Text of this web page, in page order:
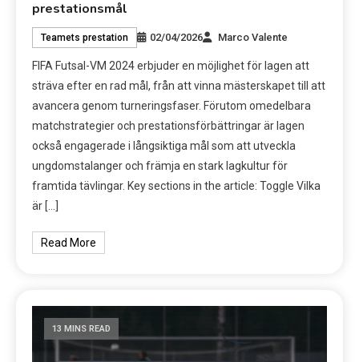
prestationsmål
Teamets prestation 02/04/2026 Marco Valente
FIFA Futsal-VM 2024 erbjuder en möjlighet för lagen att
sträva efter en rad mål, från att vinna mästerskapet till att
avancera genom turneringsfaser. Förutom omedelbara
matchstrategier och prestationsförbättringar är lagen
också engagerade i långsiktiga mål som att utveckla
ungdomstalanger och främja en stark lagkultur för
framtida tävlingar. Key sections in the article: Toggle Vilka
är […]
Read More
13 MINS READ